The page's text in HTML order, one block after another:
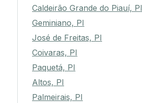
Caldeirão Grande do Piauí, PI
Geminiano, PI
José de Freitas, PI
Coivaras, PI
Paquetá, PI
Altos, PI
Palmeirais, PI